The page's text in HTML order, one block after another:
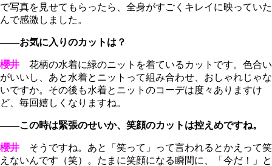
で写真を見せてもらったら、全身がすごくキレイに映っていた
んで感激しました。
――お気に入りのカットは？
櫻井 花柄の水着に緑のニットを着ているカットです。色合い
がいいし、あと水着とニットって組み合わせ、おしゃれじゃな
いですか。その後も水着とニットのコーデは度々ありますけ
ど、毎回嬉しくなりますね。
――この時は緊張のせいか、笑顔のカットは控えめですね。
櫻井 そうですね。あと「笑って」って言われるとかえって笑
えないんです（笑）。たまに笑顔になる瞬間に、「今だ！」と